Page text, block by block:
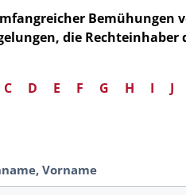
Bemühungen
die
C D E F G H I J
Vorname